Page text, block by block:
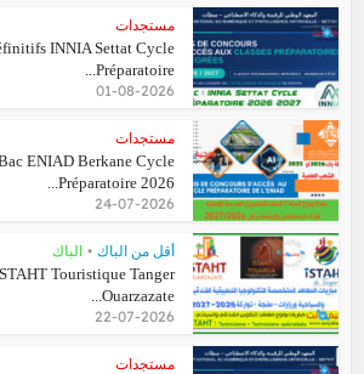
مستجدات
INNIA Settat Cycle
Préparatoire...
01-08-2026
مستجدات
ENIAD Berkane Cycle
Préparatoire 2026...
24-07-2026
أقل من الباك • الباك
Touristique Tanger
Ouarzazate...
22-07-2026
مستجدات